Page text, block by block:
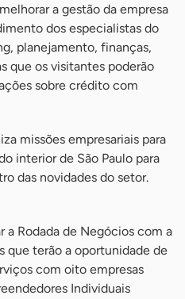
a gestão da empresa
dos especialistas do
planejamento, finanças,
que os visitantes poderão
sobre crédito com
missões empresariais para
interior de São Paulo para
das novidades do setor.
a Rodada de Negócios com a
que terão a oportunidade de
com oito empresas
Individuais